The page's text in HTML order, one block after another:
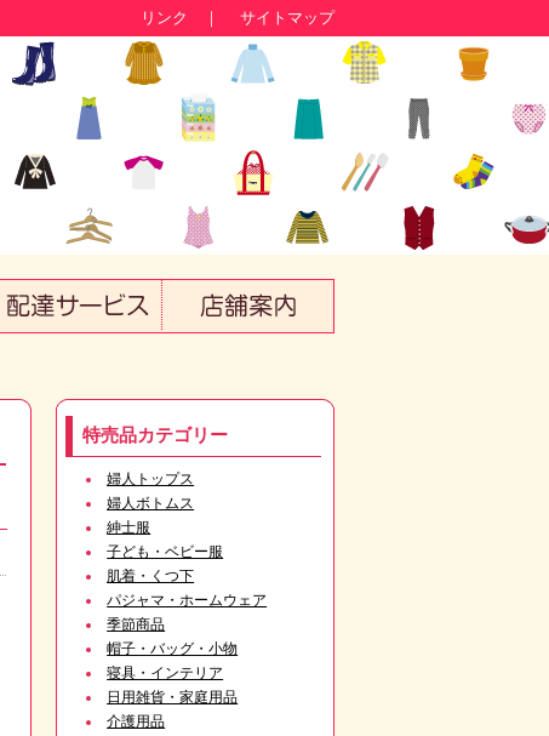
リンク ｜ サイトマップ
特売品カテゴリー
婦人トップス
婦人ボトムス
紳士服
子ども・ベビー服
肌着・くつ下
パジャマ・ホームウェア
季節商品
帽子・バッグ・小物
寝具・インテリア
日用雑貨・家庭用品
介護用品